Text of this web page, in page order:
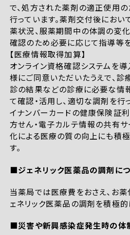
で、処方された薬剤の適正使用
行っています。薬剤交付後におい
薬状況、服薬期間中の体調の変
確認のため必要に応じて指導等を
【医療情報取得加算】
オンライン資格確認システムを導
様にご同意いただいたうえで、診
診の結果などの診療に必要な情
て確認・活用し、適切な調剤を行
イナンバーカードの健康保険証
方せん・電子カルテ情報の共有サ
化による医療の質の向上にも積
す。
■ジェネリック医薬品の調剤に
当薬局では医療費をおさえ、お
ェネリック医薬品の調剤を積極的
■災害や新興感染症発生時の体